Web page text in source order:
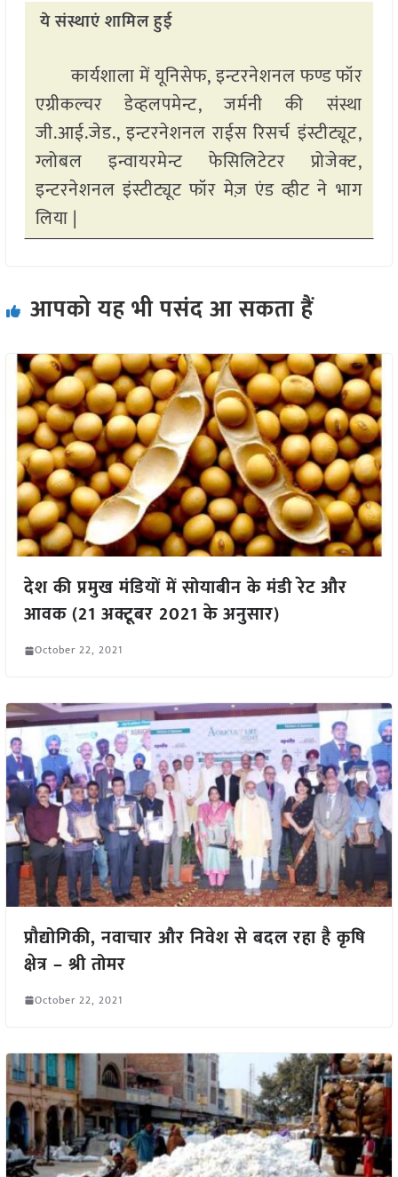
ये संस्थाएं शामिल हुई
कार्यशाला में यूनिसेफ, इन्टरनेशनल फण्ड फॉर
एग्रीकल्चर डेव्हलपमेन्ट, जर्मनी की संस्था
जी.आई.जेड., इन्टरनेशनल राईस रिसर्च इंस्टीट्यूट,
ग्लोबल इन्वायरमेन्ट फेसिलिटेटर प्रोजेक्ट,
इन्टरनेशनल इंस्टीट्यूट फॉर मेज़ एंड व्हीट ने भाग
लिया |
आपको यह भी पसंद आ सकता हैं
देश की प्रमुख मंडियों में सोयाबीन के मंडी रेट और
आवक (21 अक्टूबर 2021 के अनुसार)
October 22, 2021
प्रौद्योगिकी, नवाचार और निवेश से बदल रहा है कृषि
क्षेत्र – श्री तोमर
October 22, 2021